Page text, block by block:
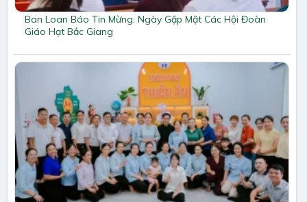
Ban Loan Báo Tin Mừng: Ngày Gặp Mặt Các Hội Đoàn
Giáo Hạt Bắc Giang